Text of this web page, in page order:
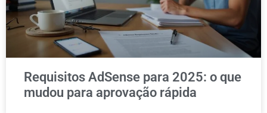
Requisitos AdSense para 2025: o que
mudou para aprovação rápida